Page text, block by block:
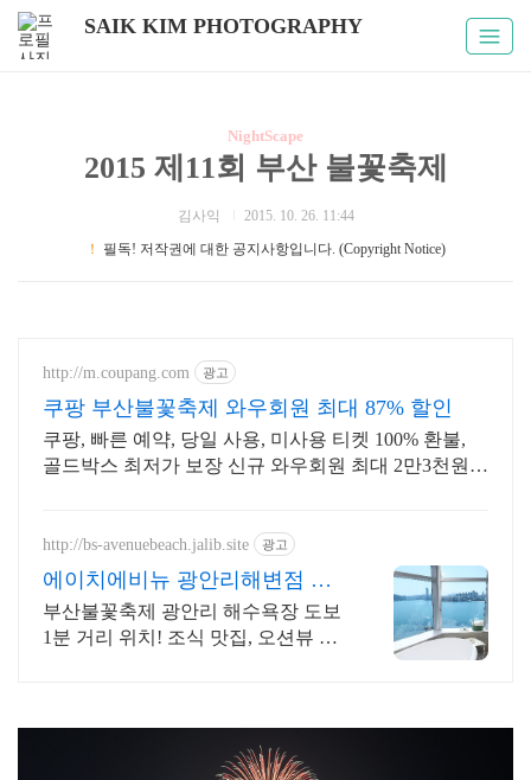
SAIK KIM PHOTOGRAPHY
NightScape
2015 제11회 부산 불꽃축제
김사익
2015. 10. 26. 11:44
！
필독! 저작권에 대한 공지사항입니다. (Copyright Notice)
http://m.coupang.com 광고
쿠팡 부산불꽃축제 와우회원 최대 87% 할인
쿠팡, 빠른 예약, 당일 사용, 미사용 티켓 100% 환불,
골드박스 최저가 보장 신규 와우회원 최대 2만3천원
http://bs-avenuebeach.jalib.site 광고
에이치에비뉴 광안리해변점 광
안리 해수욕장 1분 거리
부산불꽃축제 광안리 해수욕장 도보
1분 거리 위치! 조식 맛집, 오션뷰 맛